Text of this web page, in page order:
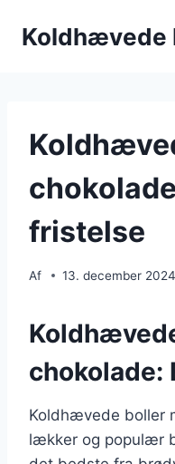
Koldhævede
fristelse
Af 13. december 2024
chokolade:
Koldhævede boller
lækker og populær